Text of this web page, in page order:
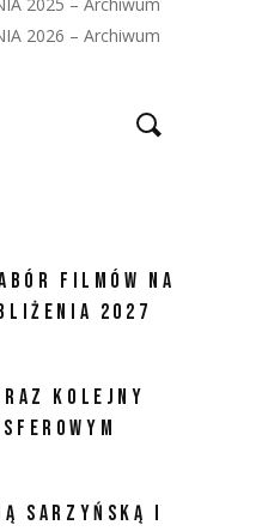
2026 – Archiwum
FILMÓW NA
2027
KOLEJNY
SARZYŃSKĄ I